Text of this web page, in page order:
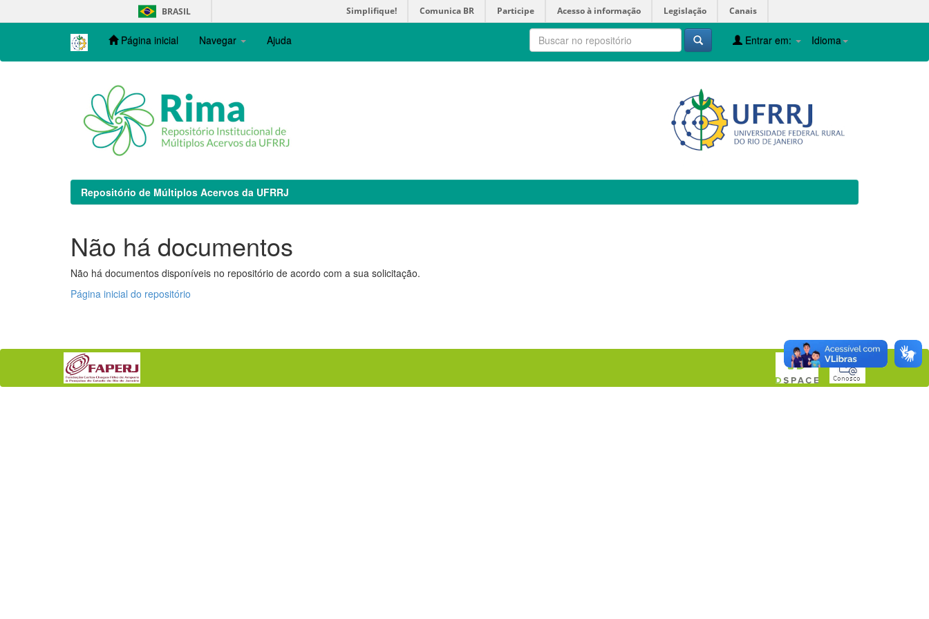
navigation
BRASIL Simplifique! Comunica BR Participe Acesso à informação Legislação Canais
Página inicial Navegar Ajuda Idioma
Entrar em:
Repositório de Múltiplos Acervos da UFRRJ
Não há documentos
Não há documentos disponíveis no repositório de acordo com a sua solicitação.
Página inicial do repositório